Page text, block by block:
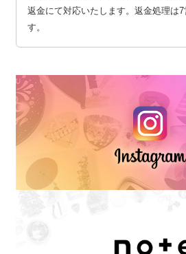
返金にて対応いたします。返金処理は7
す。